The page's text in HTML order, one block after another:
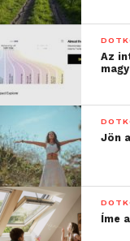
Az
Jön
Íme